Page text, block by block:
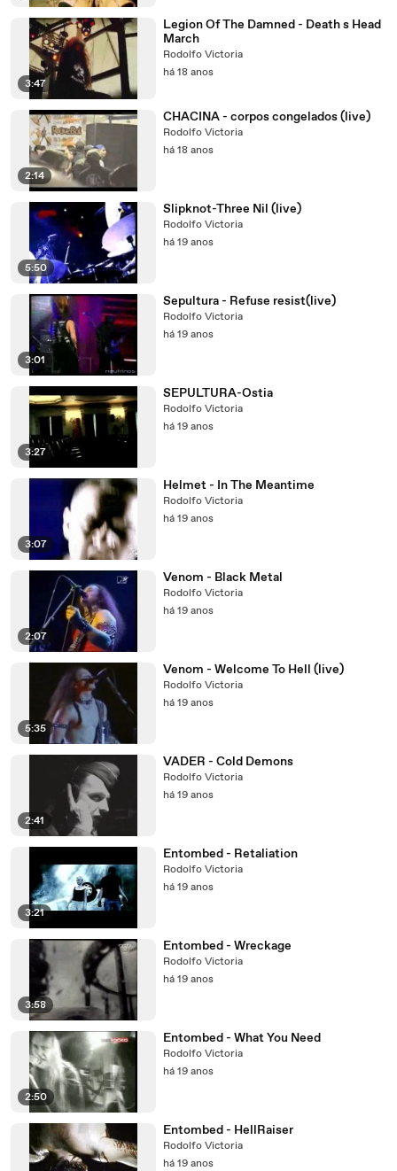
3:47
Legion Of The Damned - Death s Head
March
Rodolfo Victoria
há 18 anos
2:14
CHACINA - corpos congelados (live)
Rodolfo Victoria
há 18 anos
5:50
Slipknot-Three Nil (live)
Rodolfo Victoria
há 19 anos
3:01
Sepultura - Refuse resist(live)
Rodolfo Victoria
há 19 anos
3:27
SEPULTURA-Ostia
Rodolfo Victoria
há 19 anos
3:07
Helmet - In The Meantime
Rodolfo Victoria
há 19 anos
2:07
Venom - Black Metal
Rodolfo Victoria
há 19 anos
5:35
Venom - Welcome To Hell (live)
Rodolfo Victoria
há 19 anos
2:41
VADER - Cold Demons
Rodolfo Victoria
há 19 anos
3:21
Entombed - Retaliation
Rodolfo Victoria
há 19 anos
3:58
Entombed - Wreckage
Rodolfo Victoria
há 19 anos
2:50
Entombed - What You Need
Rodolfo Victoria
há 19 anos
Entombed - HellRaiser
Rodolfo Victoria
há 19 anos